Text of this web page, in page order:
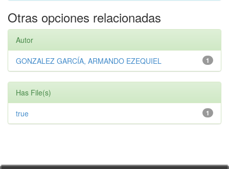
Otras opciones relacionadas
Autor
1
GONZALEZ GARCÍA, ARMANDO EZEQUIEL
Has File(s)
1
true